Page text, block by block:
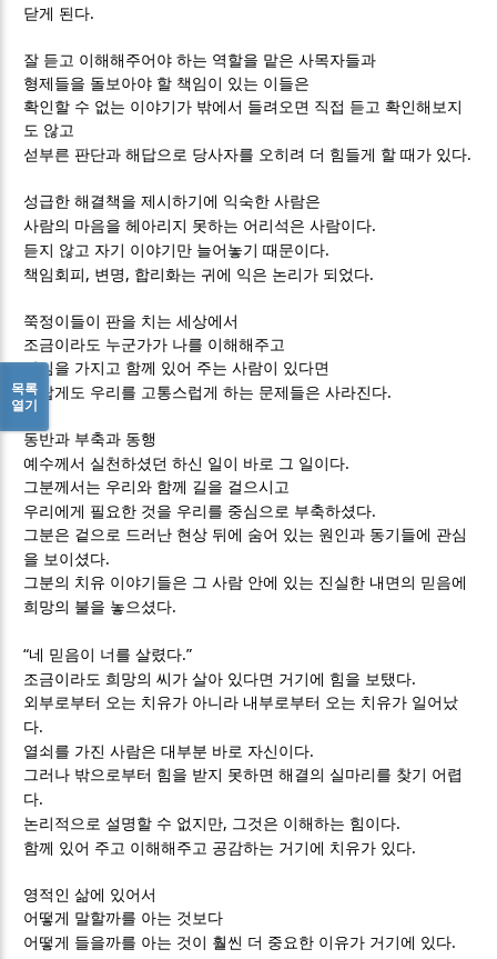
닫게 된다.
잘 듣고 이해해주어야 하는 역할을 맡은 사목자들과
형제들을 돌보아야 할 책임이 있는 이들은
확인할 수 없는 이야기가 밖에서 들려오면 직접 듣고 확인해보지
도 않고
섣부른 판단과 해답으로 당사자를 오히려 더 힘들게 할 때가 있다.
성급한 해결책을 제시하기에 익숙한 사람은
사람의 마음을 헤아리지 못하는 어리석은 사람이다.
듣지 않고 자기 이야기만 늘어놓기 때문이다.
책임회피 , 변명 , 합리화는 귀에 익은 논리가 되었다.
쭉정이들이 판을 치는 세상에서
조금이라도 누군가가 나를 이해해주고
관심을 가지고 함께 있어 주는 사람이 있다면
놀랍게도 우리를 고통스럽게 하는 문제들은 사라진다.
동반과 부축과 동행
예수께서 실천하셨던 하신 일이 바로 그 일이다.
그분께서는 우리와 함께 길을 걸으시고
우리에게 필요한 것을 우리를 중심으로 부축하셨다.
그분은 겉으로 드러난 현상 뒤에 숨어 있는 원인과 동기들에 관심
을 보이셨다.
그분의 치유 이야기들은 그 사람 안에 있는 진실한 내면의 믿음에
희망의 불을 놓으셨다.
“네 믿음이 너를 살렸다.”
조금이라도 희망의 씨가 살아 있다면 거기에 힘을 보탰다.
외부로부터 오는 치유가 아니라 내부로부터 오는 치유가 일어났
다.
열쇠를 가진 사람은 대부분 바로 자신이다.
그러나 밖으로부터 힘을 받지 못하면 해결의 실마리를 찾기 어렵
다.
논리적으로 설명할 수 없지만, 그것은 이해하는 힘이다.
함께 있어 주고 이해해주고 공감하는 거기에 치유가 있다.
영적인 삶에 있어서
어떻게 말할까를 아는 것보다
어떻게 들을까를 아는 것이 훨씬 더 중요한 이유가 거기에 있다.
목록
열기